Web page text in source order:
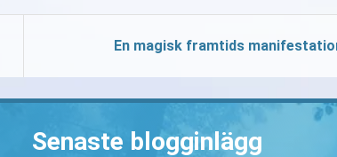
En magisk framtids
Senaste blogginlägg